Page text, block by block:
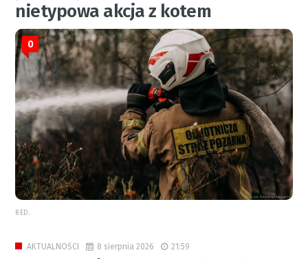
nietypowa akcja z kotem
0
RED.
AKTUALNOŚCI 8 sierpnia 2026 21:59